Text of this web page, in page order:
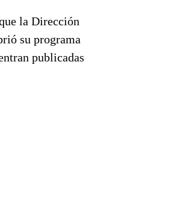
la Dirección
su programa
publicadas